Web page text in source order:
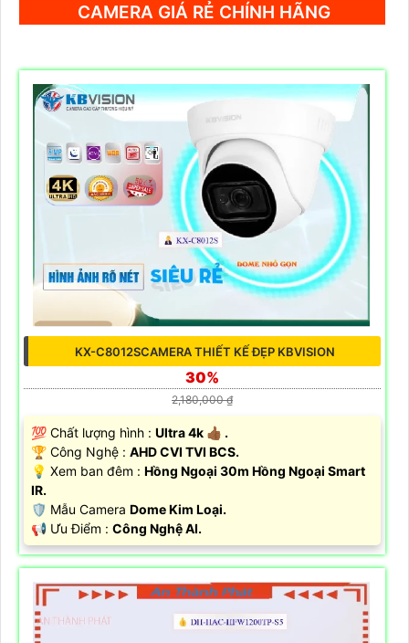
CAMERA GIÁ RẺ CHÍNH HÃNG
KX-C8012SCAMERA THIẾT KẾ ĐẸP KBVISION
30%
2,180,000 ₫
💯 Chất lượng hình : Ultra 4k 👍🏾 .
🏆 Công Nghệ : AHD CVI TVI BCS.
💡 Xem ban đêm : Hồng Ngoại 30m Hồng Ngoại Smart
IR.
🛡 Mẫu Camera Dome Kim Loại.
️📢 Ưu Điểm : Công Nghệ AI.